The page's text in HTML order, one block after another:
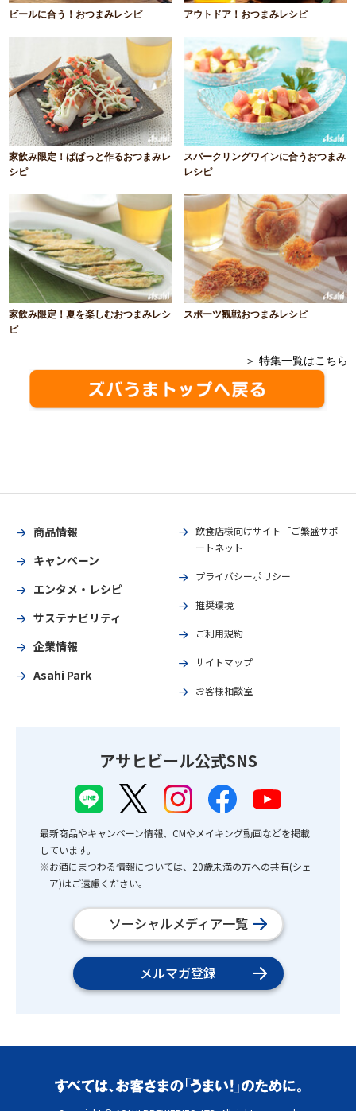
ビールに合う！おつまみレシピ アウトドア！おつまみレシピ
家飲み限定！ぱぱっと作るおつまみレ
シピ
スパークリングワインに合うおつまみ
レシピ
家飲み限定！夏を楽しむおつまみレシ
ピ
スポーツ観戦おつまみレシピ
＞ 特集一覧はこちら
商品情報
キャンペーン
エンタメ・レシピ
サステナビリティ
企業情報
Asahi Park
飲食店様向けサイト「ご繁盛サポ
ートネット」
プライバシーポリシー
推奨環境
ご利用規約
サイトマップ
お客様相談室
アサヒビール公式SNS
最新商品やキャンペーン情報、CMやメイキング動画などを掲載
しています。
※お酒にまつわる情報については、20歳未満の方への共有(シェ
ア)はご遠慮ください。
ソーシャルメディア一覧
メルマガ登録